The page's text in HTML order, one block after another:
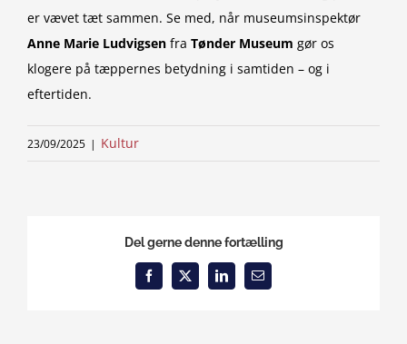
er vævet tæt sammen. Se med, når museumsinspektør
Anne Marie Ludvigsen fra Tønder Museum gør os
klogere på tæppernes betydning i samtiden – og i
eftertiden.
23/09/2025 | Kultur
Del gerne denne fortælling
Facebook
X LinkedInEmail